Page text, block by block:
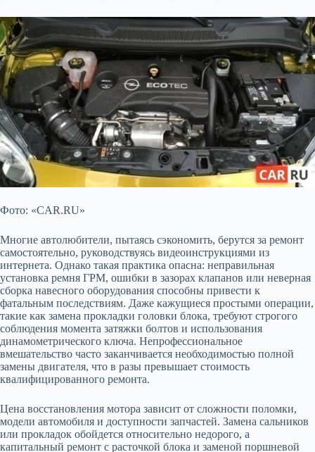
Фото: «CAR.RU»
Многие автолюбители, пытаясь сэкономить, берутся за ремонт
самостоятельно, руководствуясь видеоинструкциями из
интернета. Однако такая практика опасна: неправильная
установка ремня ГРМ, ошибки в зазорах клапанов или неверная
сборка навесного оборудования способны привести к
фатальным последствиям. Даже кажущиеся простыми операции,
такие как замена прокладки головки блока, требуют строгого
соблюдения момента затяжки болтов и использования
динамометрического ключа. Непрофессиональное
вмешательство часто заканчивается необходимостью полной
замены двигателя, что в разы превышает стоимость
квалифицированного ремонта.
Цена восстановления мотора зависит от сложности поломки,
модели автомобиля и доступности запчастей. Замена сальников
или прокладок обойдется относительно недорого, а
капитальный ремонт с расточкой блока и заменой поршневой